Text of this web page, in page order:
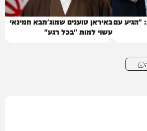
"הגיע עםבאיראן טוענים שמוג'תבא חמינאי
עשוי למות "בכל רגע"